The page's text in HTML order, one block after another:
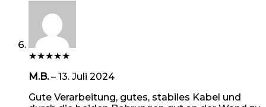
★★★★★
M.B.– 13. Juli 2024
Gute Verarbeitung, gutes, stabiles Kabel und